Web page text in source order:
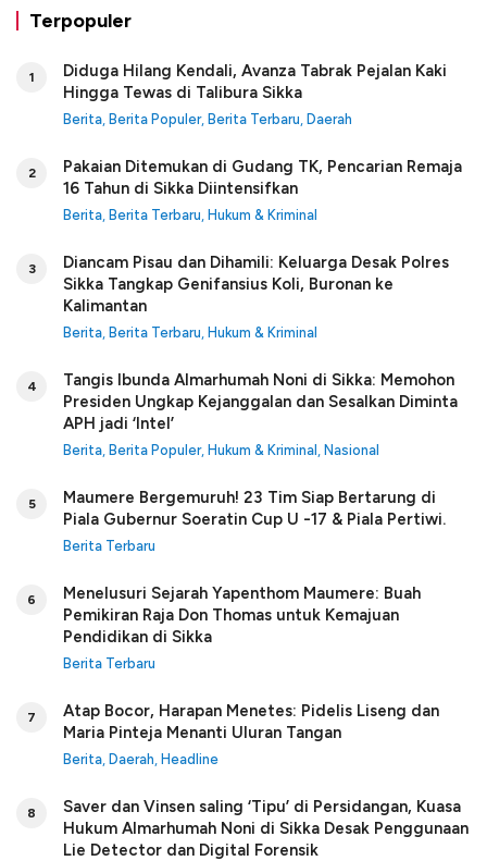
Terpopuler
1
Diduga Hilang Kendali, Avanza Tabrak Pejalan Kaki
Hingga Tewas di Talibura Sikka
Berita Berita Populer, Berita Terbaru Daerah
2
Pakaian Ditemukan di Gudang TK, Pencarian Remaja
16 Tahun di Sikka Diintensifkan
Berita Berita Terbaru Hukum & Kriminal
3
Diancam Pisau dan Dihamili: Keluarga Desak Polres
Sikka Tangkap Genifansius Koli, Buronan ke
Kalimantan
Berita Berita Terbaru Hukum & Kriminal
4
Tangis Ibunda Almarhumah Noni di Sikka: Memohon
Presiden Ungkap Kejanggalan dan Sesalkan Diminta
APH jadi ‘Intel’
Berita Berita Populer, Hukum & Kriminal Nasional
5
Maumere Bergemuruh! 23 Tim Siap Bertarung di
Piala Gubernur Soeratin Cup U -17 & Piala Pertiwi.
Berita Terbaru
6
Menelusuri Sejarah Yapenthom Maumere: Buah
Pemikiran Raja Don Thomas untuk Kemajuan
Pendidikan di Sikka
Berita Terbaru
7
Atap Bocor, Harapan Menetes: Pidelis Liseng dan
Maria Pinteja Menanti Uluran Tangan
Berita Daerah Headline
8
Saver dan Vinsen saling ‘Tipu’ di Persidangan, Kuasa
Hukum Almarhumah Noni di Sikka Desak Penggunaan
Lie Detector dan Digital Forensik